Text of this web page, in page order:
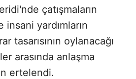
çatışmaların
insani yardımların
tasarısının oylanacağı
arasında anlaşma
ertelendi.